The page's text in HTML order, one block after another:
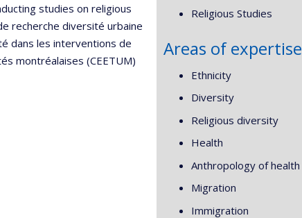
studies on religious
recherche diversité urbaine
dans les interventions de
montréalaises (CEETUM)
Religious Studies
Areas of expertise
Ethnicity
Diversity
Religious diversity
Health
Anthropology of health
Migration
Immigration